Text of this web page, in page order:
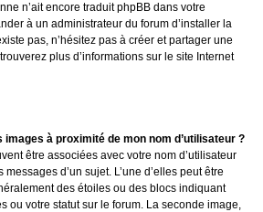
n’ait encore traduit phpBB dans votre
à un administrateur du forum d’installer la
pas, n’hésitez pas à créer et partager une
plus d’informations sur le site Internet
à proximité de mon nom d’utilisateur ?
être associées avec votre nom d’utilisateur
d’un sujet. L’une d’elles peut être
des étoiles ou des blocs indiquant
ou votre statut sur le forum. La seconde image,